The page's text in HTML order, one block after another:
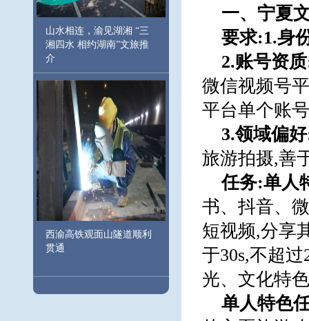
山水相连，渝见湖湘 “三
湘四水 相约湖南”文旅推
介
西渝高铁观面山隧道顺利
贯通
一、宁夏
要求:1.身
2.账号资
微信视频号
平台单个账
3.领域偏
旅游拍摄,善
任务:单人
书、抖音、
短视频,分享
于30s,不超
光、文化特
单人特色